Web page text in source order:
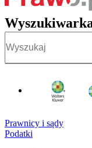
Prawnicy i sądy
Podatki